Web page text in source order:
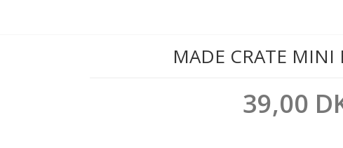
MADE CRATE MINI
39,00